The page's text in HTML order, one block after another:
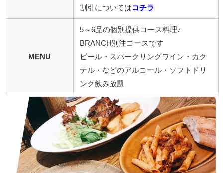
割引については コチラ
MENU
5～6品の個別提供コース料理♪
BRANCH別注コースです
ビール・スパークリングワイン・カク
テル・などのアルコール・ソフトドリ
ンク飲み放題